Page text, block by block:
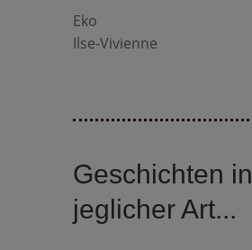
Eko
Ilse-Vivienne
Geschichten in
jeglicher Art...